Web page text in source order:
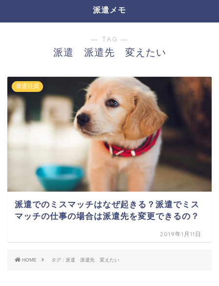
派遣メモ
― TAG ―
派遣 派遣先 変えたい
派遣社員
派遣でのミスマッチはなぜ起きる？派遣でミス
マッチの仕事の場合は派遣先を変更できるの？
2019年1月11日
HOME タグ : 派遣 派遣先 変えたい